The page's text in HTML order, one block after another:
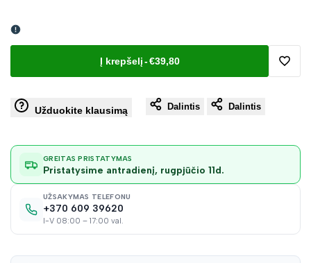
Į krepšelį-€39,80
Užduokite klausimą Dalintis Dalintis
GREITAS PRISTATYMAS
Pristatysime antradienį, rugpjūčio 11d.
UŽSAKYMAS TELEFONU
+370 609 39620
I-V 08:00 – 17:00 val.